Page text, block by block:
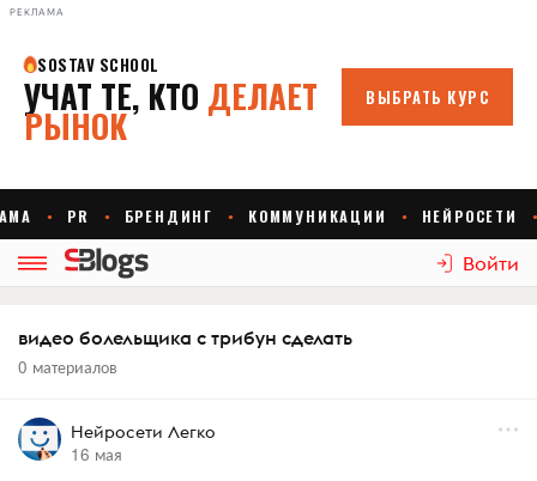
РЕКЛАМА
Войти
видео болельщика с трибун сделать
0 материалов
Нейросети Легко
16 мая